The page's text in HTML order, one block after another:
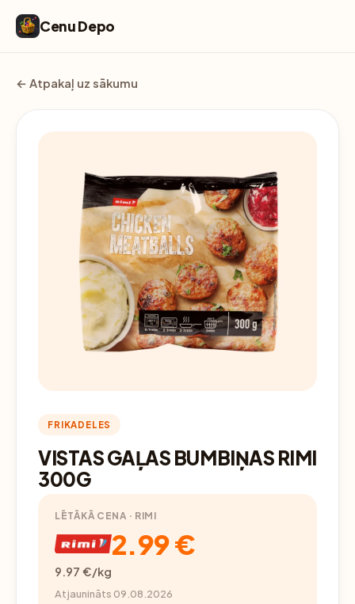
Cenu Depo
← Atpakaļ uz sākumu
FRIKADELES
VISTAS GAĻAS BUMBIŅAS RIMI
300G
LĒTĀKĀ CENA · RIMI
2.99 €
9.97 €/kg
Atjaunināts 09.08.2026